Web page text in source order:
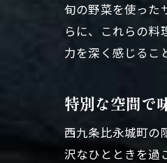
旬の野菜を使った
らに、これらの料
力を深く感じるこ
特別な空間で
西九条比永城町の
沢なひとときを過